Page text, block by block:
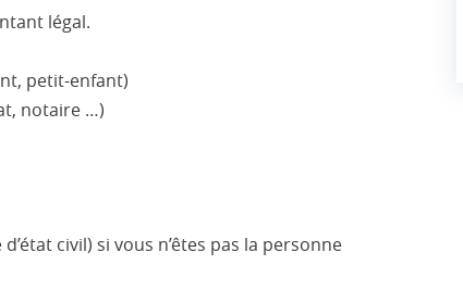
légal.
petit-enfant)
notaire …)
civil) si vous n’êtes pas la personne